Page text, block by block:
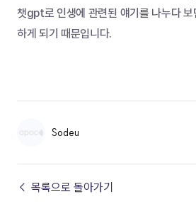
챗gpt로 인생에 관련된 얘기를 나누다 보
하게 되기 때문입니다.
Sodeu
← 목록으로 돌아가기